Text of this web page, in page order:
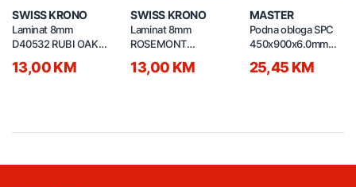
SWISS KRONO
Laminat 8mm
D40532 RUBI OAK
13,00 KM
SWISS KRONO
Laminat 8mm
ROSEMONT
13,00 KM
MASTER
Podna obloga SPC
450x900x6.0mm
25,45 KM